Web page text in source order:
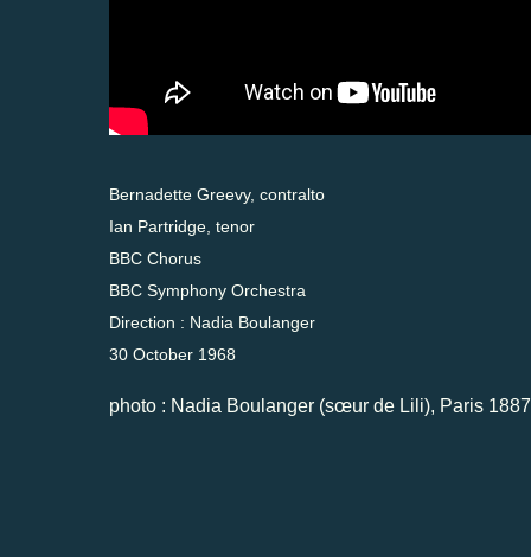
Bernadette Greevy, contralto
Ian Partridge, tenor
BBC Chorus
BBC Symphony Orchestra
Direction : Nadia Boulanger
30 October 1968
photo : Nadia Boulanger (sœur de Lili), Paris